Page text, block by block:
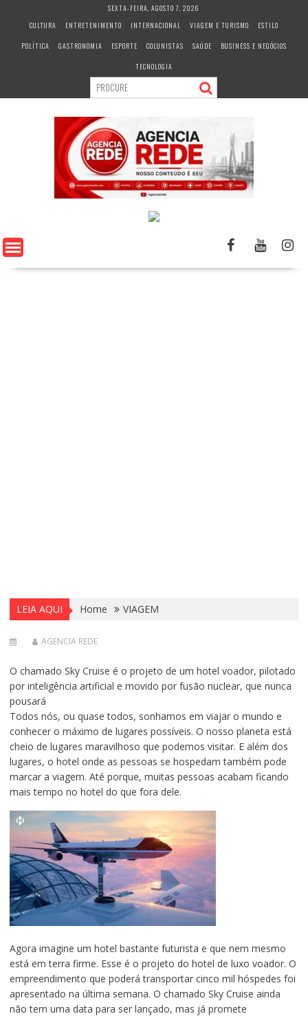
c
SEXTA-FEIRA, AGOSTO 7, 2026
CULTURA
ENTRETENIMENTO INTERNACIONAL VIAGEM E TURISMO
ESTILO
POLÍTICA
GASTRONOMIA ESPORTE COLUNISTAS SAÚDE
BUSINESS E NEGÓCIOS
TECNOLOGIA
LEIA AQUI Home VIAGEM
AGENCIA REDE
O chamado Sky Cruise é o projeto de um hotel voador, pilotado
por inteligência artificial e movido por fusão nuclear, que nunca
pousará
Todos nós, ou quase todos, sonhamos em viajar o mundo e
conhecer o máximo de lugares possíveis. O nosso planeta está
cheio de lugares maravilhoso que podemos visitar. E além dos
lugares, o hotel onde as pessoas se hospedam também pode
marcar a viagem. Até porque, muitas pessoas acabam ficando
mais tempo no hotel do que fora dele.
Agora imagine um hotel bastante futurista e que nem mesmo
está em terra firme. Esse é o projeto do hotel de luxo voador. O
empreendimento que poderá transportar cinco mil hóspedes foi
apresentado na última semana. O chamado Sky Cruise ainda
não tem uma data para ser lançado, mas já promete